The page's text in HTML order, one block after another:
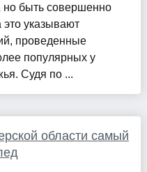
но быть совершенно
указывают
проведенные
популярных у
Судя по ...
области самый